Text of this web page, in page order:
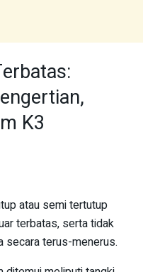
K3
atau semi tertutup
terbatas, serta tidak
secara terus-menerus.